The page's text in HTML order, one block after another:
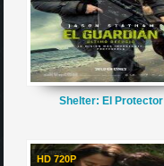
Shelter: El Protector
HD 720P